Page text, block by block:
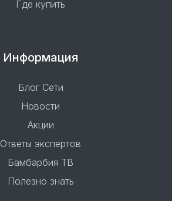
Где купить
Информация
Блог Сети
Новости
Акции
Ответы экспертов
Бамбарбия ТВ
Полезно знать